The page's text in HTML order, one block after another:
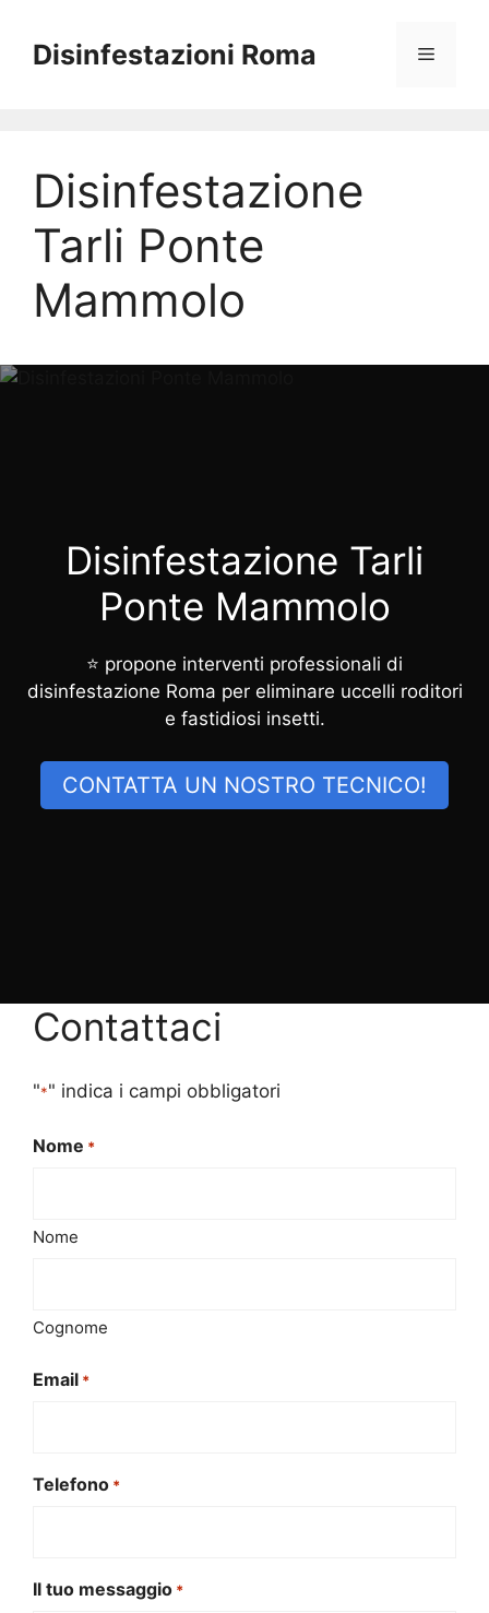
contenuto
Disinfestazioni Roma Menu
Disinfestazione
Tarli Ponte
Mammolo
Disinfestazione Tarli
Ponte Mammolo
⭐ propone interventi professionali di
disinfestazione Roma per eliminare uccelli roditori
e fastidiosi insetti.
CONTATTA UN NOSTRO TECNICO!
Contattaci
"*" indica i campi obbligatori
Nome *
Nome
Cognome
Email *
Telefono *
Il tuo messaggio *